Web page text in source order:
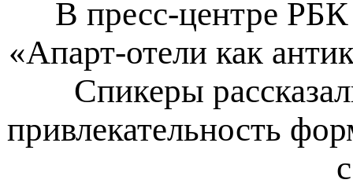
В пресс-центре
«Апарт-отели как
Спикеры
привлекательность